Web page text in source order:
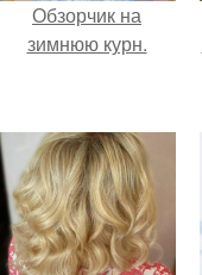
Обзорчик на
зимнюю курн.